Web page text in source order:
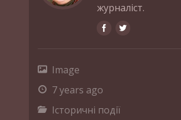
журналіст.
Image
7 years ago
Історичні події